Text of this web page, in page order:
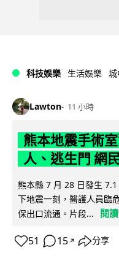
科技娛樂 生活娛樂
Lawton 11 小時
熊本地震手術
人、逃生門 網
熊本縣 7 月 28 日發生
下地震一刻，醫護人員臨
保出口流通。片段...
閱
51 15 ↗ 分享